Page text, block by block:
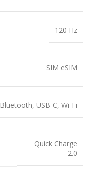
120 Hz
SIM eSIM
Bluetooth, USB-C, Wi-Fi
Quick Charge
2.0